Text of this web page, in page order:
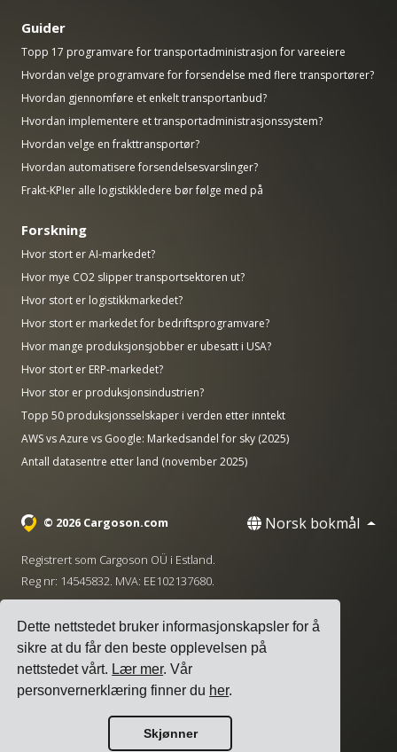
Dette nettstedet bruker informasjonskapsler for å
sikre at du får den beste opplevelsen på
nettstedet vårt. Lær mer. Vår
personvernerklæring finner du her.
Skjønner
Guider
Topp 17 programvare for transportadministrasjon for vareeiere
Hvordan velge programvare for forsendelse med flere transportører?
Hvordan gjennomføre et enkelt transportanbud?
Hvordan implementere et transportadministrasjonssystem?
Hvordan velge en frakttransportør?
Hvordan automatisere forsendelsesvarslinger?
Frakt-KPIer alle logistikkledere bør følge med på
Forskning
Hvor stort er AI-markedet?
Hvor mye CO2 slipper transportsektoren ut?
Hvor stort er logistikkmarkedet?
Hvor stort er markedet for bedriftsprogramvare?
Hvor mange produksjonsjobber er ubesatt i USA?
Hvor stort er ERP-markedet?
Hvor stor er produksjonsindustrien?
Topp 50 produksjonsselskaper i verden etter inntekt
AWS vs Azure vs Google: Markedsandel for sky (2025)
Antall datasentre etter land (november 2025)
© 2026 Cargoson.com Norsk bokmål
Registrert som Cargoson OÜ i Estland.
Reg nr: 14545832. MVA: EE102137680.
+372 5555 0028 · hello@cargoson.com
Vilkår for tjenesten|Personvernregler
Informasjonskapselpolicy